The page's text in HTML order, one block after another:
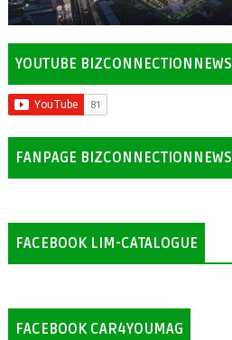
YOUTUBE BIZCONNECTIONNEWS
FANPAGE BIZCONNECTIONNEWS
FACEBOOK LIM-CATALOGUE
FACEBOOK CAR4YOUMAG